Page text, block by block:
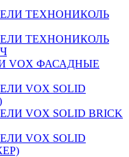
ТЕХНОНИКОЛЬ
ТЕХНОНИКОЛЬ
ФАСАДНЫЕ
VOX SOLID
VOX SOLID BRICK
VOX SOLID